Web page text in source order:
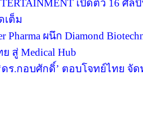
เปิดตัว 16 ศิ
เต็ม
Pharma ผนึก Diamond
สู่ Medical Hub
ดร.กอบศักดิ์’ ตอบโจทย์ไทย